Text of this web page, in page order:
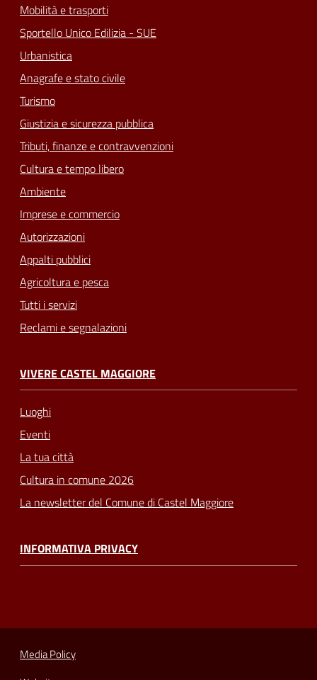
Mobilità e trasporti
Sportello Unico Edilizia - SUE
Urbanistica
Anagrafe e stato civile
Turismo
Giustizia e sicurezza pubblica
Tributi, finanze e contravvenzioni
Cultura e tempo libero
Ambiente
Imprese e commercio
Autorizzazioni
Appalti pubblici
Agricoltura e pesca
Tutti i servizi
Reclami e segnalazioni
VIVERE CASTEL MAGGIORE
Luoghi
Eventi
La tua città
Cultura in comune 2026
La newsletter del Comune di Castel Maggiore
INFORMATIVA PRIVACY
Media Policy